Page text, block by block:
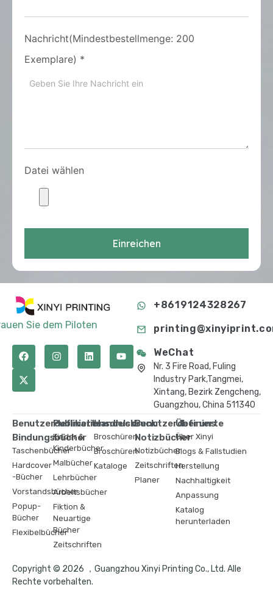
Nachricht(Mindestbestellmenge: 200
Exemplare) *
Datei wählen
Einreichen
Sie dem Piloten
+8619124328267
WeChat
Nr. 3 Fire Road, Fuling
Industry Park,Tangmei,
Xintang, Bezirk Zengcheng,
Guangzhou, China 511340
Benutzerdefinierte
Bindungsbücher
Taschenbücher
Hardcover
-Bücher
Vorstandsbücher
Popup-
Bücher
Flexibelbücher
Publikationsdruck
Kinder &
Kinderbücher
Malbücher
Lehrbücher
Arbeitsbücher
Fiktion &
Neuartige
Bücher
Zeitschriften
Handelsdruck
Broschüren
Broschüren
Kataloge
Benutzerdefinierte
Notizbücher
Notizbücher
Zeitschriften
Planer
Über uns
Über Xinyi
Blogs & Fallstudien
Herstellung
Nachhaltigkeit
Anpassung
Katalog
herunterladen
Copyright © 2026 ，Guangzhou Xinyi Printing Co., Ltd. Alle
Rechte vorbehalten.